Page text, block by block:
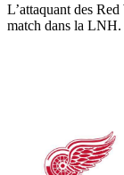
L’attaquant des
match dans la LNH.